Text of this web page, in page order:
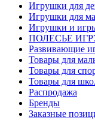
Игрушки для
Игрушки для
Игрушки и
ПОЛЕСЬЕ
Развивающие
Товары для
Товары для
Товары для
Распродажа
Бренды
Заказные